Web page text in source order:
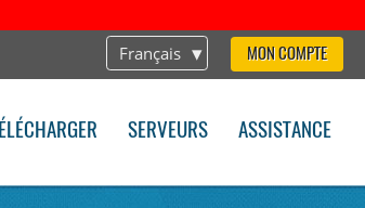
Français MON COMPTE
TÉLÉCHARGER SERVEURS ASSISTANCE